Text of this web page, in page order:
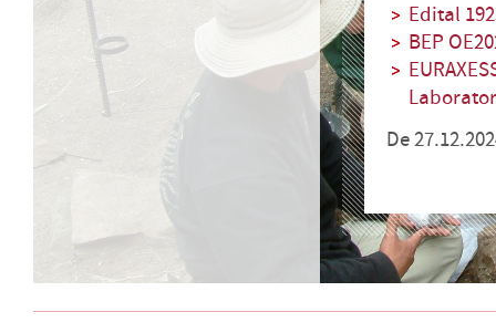
Edital
BEP
De